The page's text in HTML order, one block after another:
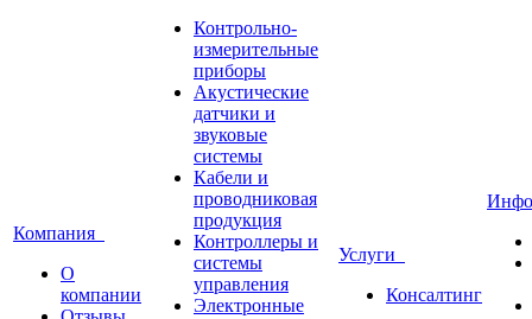
Компания
О
компании
Контрольно-
измерительные
приборы
Акустические
датчики и
звуковые
системы
Кабели и
проводниковая
продукция
Контроллеры и
системы
управления
Электронные
Услуги
Консалтинг